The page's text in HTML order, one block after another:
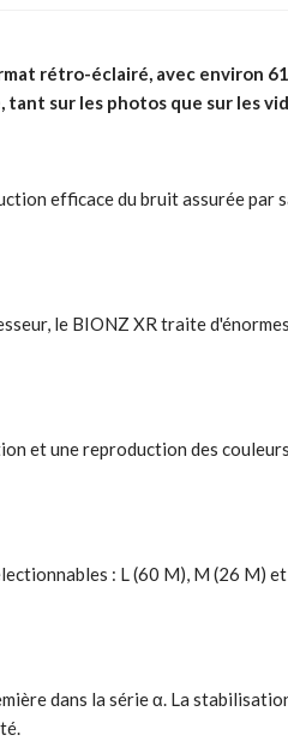
rétro-éclairé, avec environ
sur les photos que sur les
efficace du bruit assurée
le BIONZ XR traite
et une reproduction des
: L (60 M), M (26 M)
dans la série α. La